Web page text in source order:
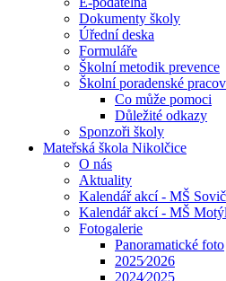
Dokumenty školy
Úřední deska
Formuláře
Školní metodik prevence
Školní poradenské
Co může pomoci
Důležité odkazy
Sponzoři školy
Mateřská škola Nikolčice
O nás
Aktuality
Kalendář akcí - MŠ
Kalendář akcí - MŠ
Fotogalerie
Panoramatické foto
2025⁄2026
2024⁄2025